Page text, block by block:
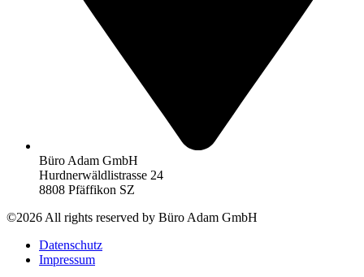
Büro Adam GmbH
Hurdnerwäldlistrasse 24
8808 Pfäffikon SZ
©2026 All rights reserved by Büro Adam GmbH
Datenschutz
Impressum